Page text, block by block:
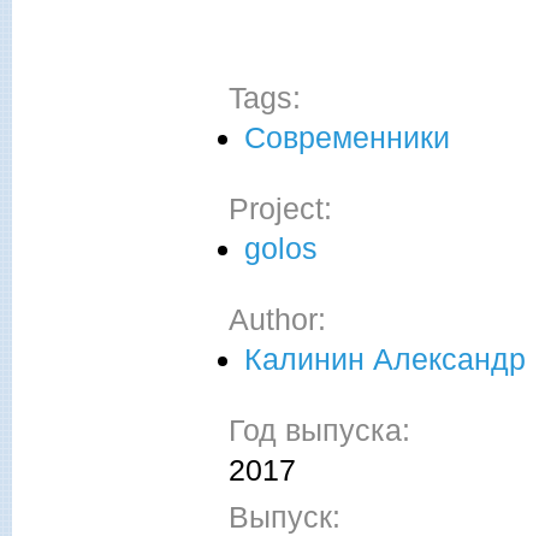
Tags:
Современники
Project:
golos
Author:
Калинин Александр
Год выпуска:
2017
Выпуск: